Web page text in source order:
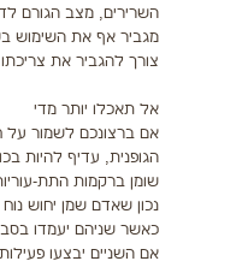
השרירים, מצב הגורם
מגביר אף את השימוש
צורך להגביר את צריכתו
אל תאכלו יותר מדי
אם ברצונכם לשמור על
הגופנית, עדיף להיות
שומן ברקמות התת-
נכון שאדם שמן יחוש
כאשר שניהם יעמדו
אם השניים יבצעו